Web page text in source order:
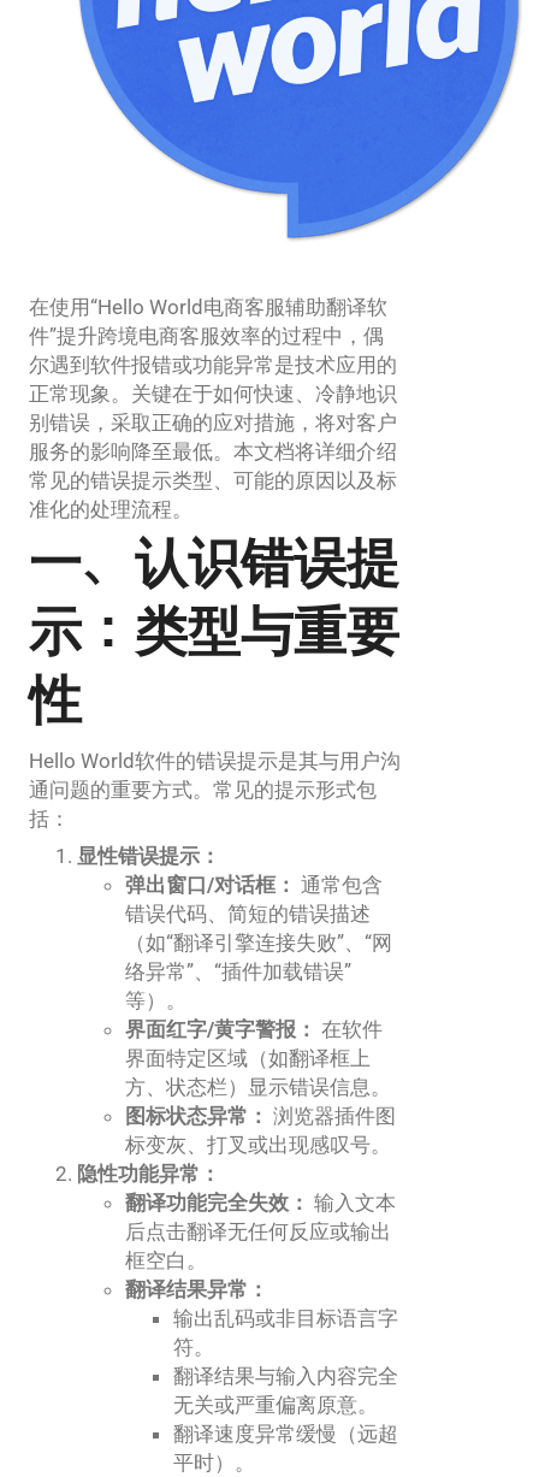
在使用“Hello World电商客服辅助翻译软
件”提升跨境电商客服效率的过程中，偶
尔遇到软件报错或功能异常是技术应用的
正常现象。关键在于如何快速、冷静地识
别错误，采取正确的应对措施，将对客户
服务的影响降至最低。本文档将详细介绍
常见的错误提示类型、可能的原因以及标
准化的处理流程。
一、认识错误提
示：类型与重要
性
Hello World软件的错误提示是其与用户沟
通问题的重要方式。常见的提示形式包
括：
显性错误提示：
弹出窗口/对话框： 通常包含
错误代码、简短的错误描述
（如“翻译引擎连接失败”、“网
络异常”、“插件加载错误”
等）。
界面红字/黄字警报： 在软件
界面特定区域（如翻译框上
方、状态栏）显示错误信息。
图标状态异常： 浏览器插件图
标变灰、打叉或出现感叹号。
隐性功能异常：
翻译功能完全失效： 输入文本
后点击翻译无任何反应或输出
框空白。
翻译结果异常：
输出乱码或非目标语言字
符。
翻译结果与输入内容完全
无关或严重偏离原意。
翻译速度异常缓慢（远超
平时）。